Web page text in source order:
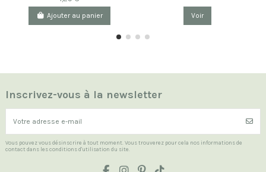
Ajouter au panier Voir
Inscrivez-vous à la newsletter
Vous pouvez vous désinscrire à tout moment. Vous trouverez pour cela nos informations de
contact dans les conditions d'utilisation du site.